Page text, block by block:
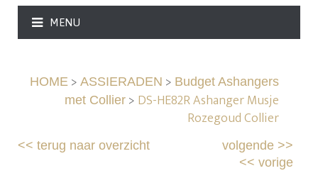
MENU
HOME> ASSIERADEN > Budget Ashangers
met Collier> DS-HE82R Ashanger Musje
Rozegoud Collier
<<terug naar overzicht volgende>>
<< vorige